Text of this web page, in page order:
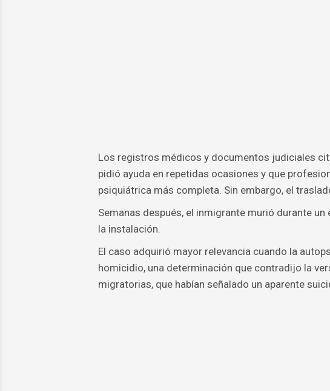
Los registros médicos y documentos judiciales
pidió ayuda en repetidas ocasiones y que
psiquiátrica más completa. Sin embargo, el
Semanas después, el inmigrante murió durante
la instalación.
El caso adquirió mayor relevancia cuando la
homicidio, una determinación que contradijo la
migratorias, que habían señalado un aparente